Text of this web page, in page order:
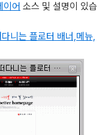
이어 소스 및 설명이 있습
다니는 플로터 배너,메뉴,